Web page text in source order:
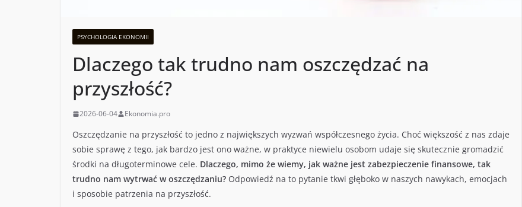
PSYCHOLOGIA EKONOMII
Dlaczego tak trudno nam oszczędzać na
przyszłość?
2026-06-04 Ekonomia.pro
Oszczędzanie na przyszłość to jedno z największych wyzwań współczesnego życia. Choć większość z nas zdaje
sobie sprawę z tego, jak bardzo jest ono ważne, w praktyce niewielu osobom udaje się skutecznie gromadzić
środki na długoterminowe cele. Dlaczego, mimo że wiemy, jak ważne jest zabezpieczenie finansowe, tak
trudno nam wytrwać w oszczędzaniu? Odpowiedź na to pytanie tkwi głęboko w naszych nawykach, emocjach
i sposobie patrzenia na przyszłość.